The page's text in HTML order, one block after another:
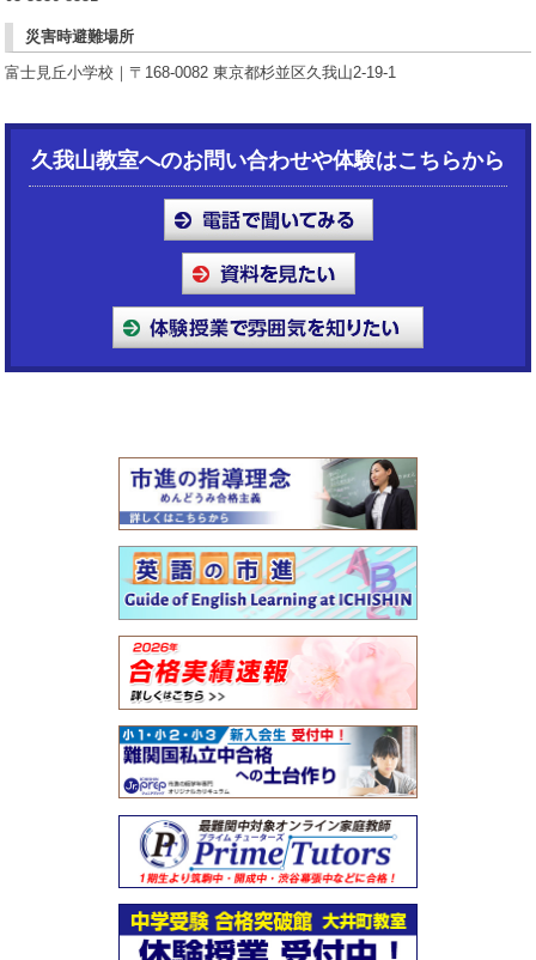
災害時避難場所
富士見丘小学校｜〒168-0082 東京都杉並区久我山2-19-1
久我山教室へのお問い合わせや体験はこちらから